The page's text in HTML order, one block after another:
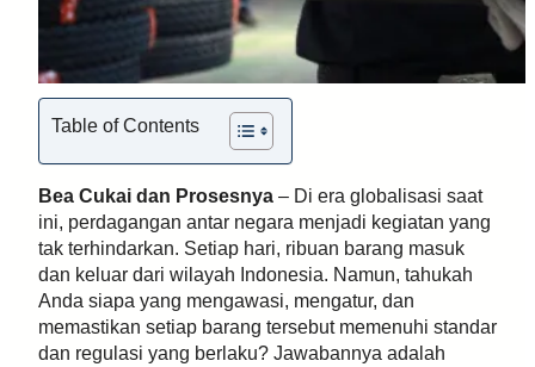
Table of Contents
Bea Cukai dan Prosesnya – Di era globalisasi saat
ini, perdagangan antar negara menjadi kegiatan yang
tak terhindarkan. Setiap hari, ribuan barang masuk
dan keluar dari wilayah Indonesia. Namun, tahukah
Anda siapa yang mengawasi, mengatur, dan
memastikan setiap barang tersebut memenuhi standar
dan regulasi yang berlaku? Jawabannya adalah